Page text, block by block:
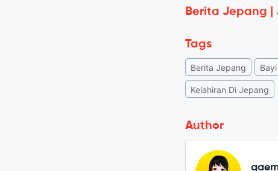
Berita Jepang
Tags
Berita Jepang
Kelahiran Di Jepang
Author